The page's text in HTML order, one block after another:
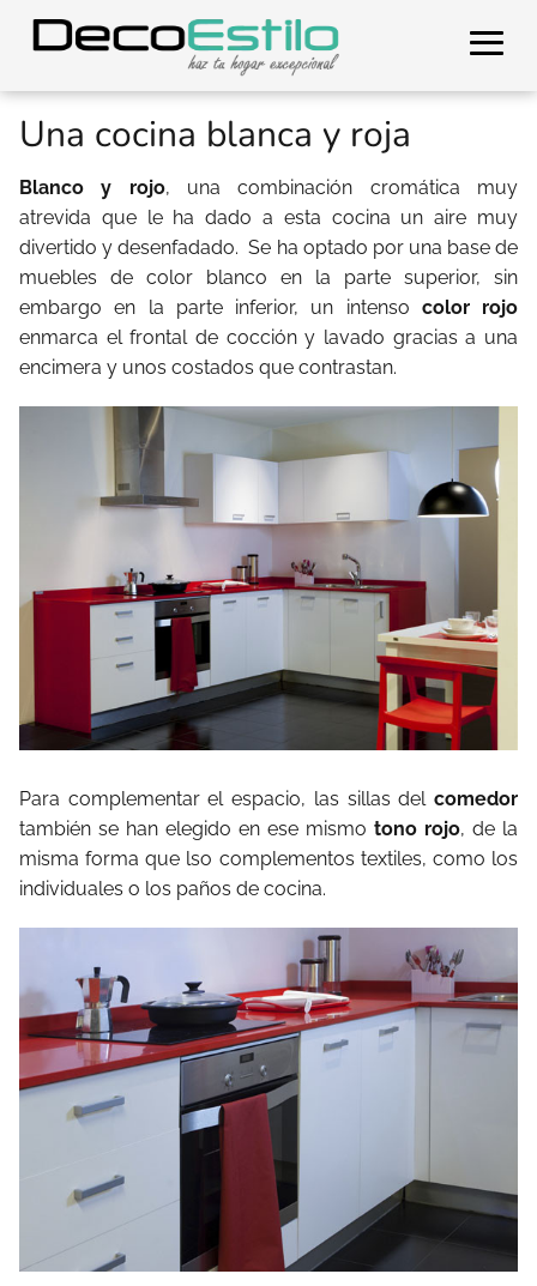
Una cocina blanca y roja
Blanco y rojo, una combinación cromática muy
atrevida que le ha dado a esta cocina un aire muy
divertido y desenfadado. Se ha optado por una base de
muebles de color blanco en la parte superior, sin
embargo en la parte inferior, un intenso color rojo
enmarca el frontal de cocción y lavado gracias a una
encimera y unos costados que contrastan.
Para complementar el espacio, las sillas del comedor
también se han elegido en ese mismo tono rojo, de la
misma forma que lso complementos textiles, como los
individuales o los paños de cocina.